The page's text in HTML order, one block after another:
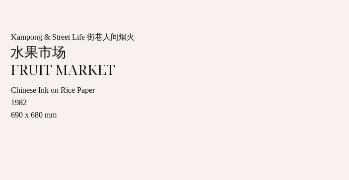
Kampong & Street Life 街巷人间烟火
水果市场
FRUIT MARKET
Chinese Ink on Rice Paper
1982
690 x 680 mm